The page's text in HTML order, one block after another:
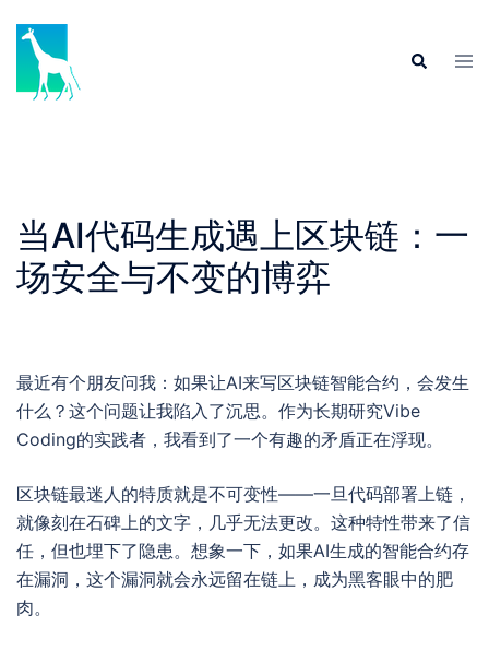
content
Search
当AI代码生成遇上区块链：一
场安全与不变的博弈
最近有个朋友问我：如果让AI来写区块链智能合约，会发生
什么？这个问题让我陷入了沉思。作为长期研究Vibe
Coding的实践者，我看到了一个有趣的矛盾正在浮现。
区块链最迷人的特质就是不可变性——一旦代码部署上链，
就像刻在石碑上的文字，几乎无法更改。这种特性带来了信
任，但也埋下了隐患。想象一下，如果AI生成的智能合约存
在漏洞，这个漏洞就会永远留在链上，成为黑客眼中的肥
肉。